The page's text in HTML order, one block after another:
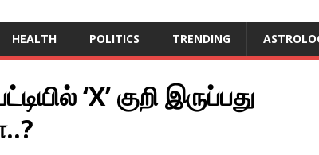
HEALTH POLITICS TRENDING
‘X’ குறி இருப்பது